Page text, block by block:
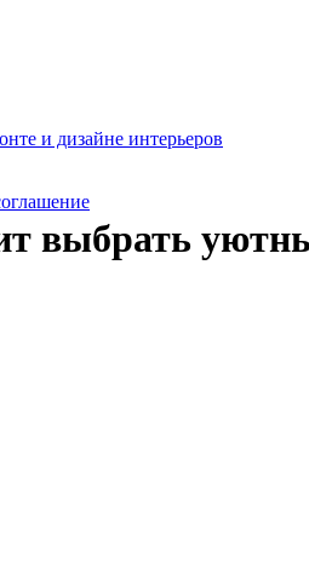
и дизайне интерьеров
выбрать